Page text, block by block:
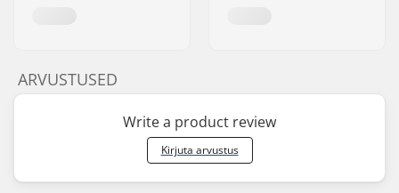
ARVUSTUSED
Write a product review
Kirjuta arvustus